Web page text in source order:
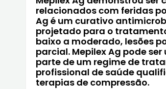
relacionados com feridas
Ag é um curativo
projetado para o
baixo a moderado, lesões
parcial. Mepilex Ag pode
parte de um regime de
profissional de saúde
terapias de compressão.